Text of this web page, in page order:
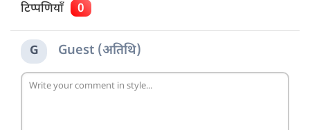
टिप्पणियाँ 0
G Guest (अतिथि)